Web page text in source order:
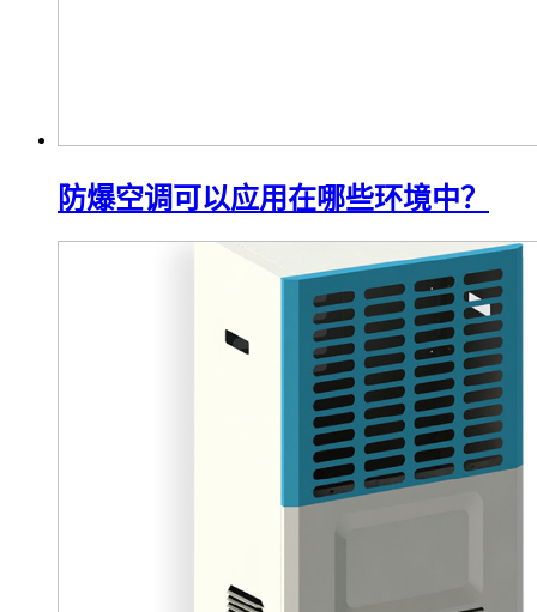
防爆空调可以应用在哪些环境中？